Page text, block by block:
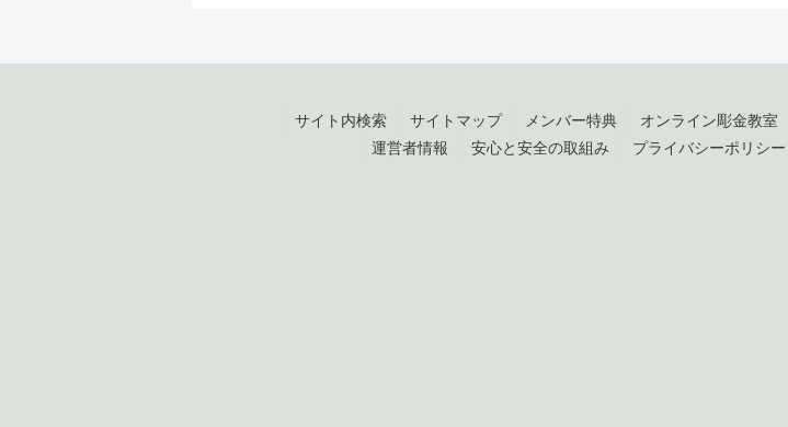
サイト内検索 サイトマップ メンバー特典 オンライン彫金教室
運営者情報
安心と安全の取組み プライバシーポリシー